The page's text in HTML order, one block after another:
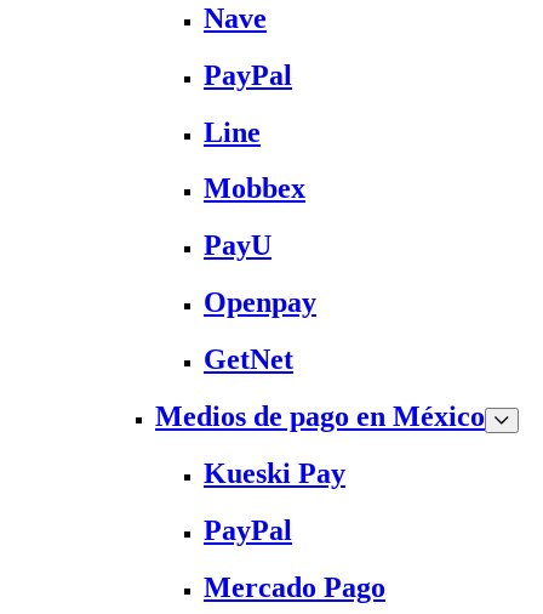
Nave
PayPal
Line
Mobbex
PayU
Openpay
GetNet
Medios de pago en México
Kueski Pay
PayPal
Mercado Pago